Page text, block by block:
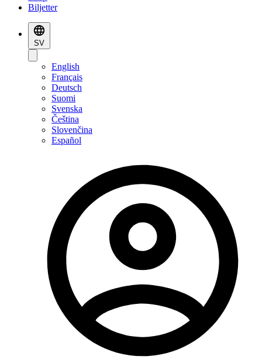
Biljetter
SV
English
Français
Deutsch
Suomi
Svenska
Čeština
Slovenčina
Español